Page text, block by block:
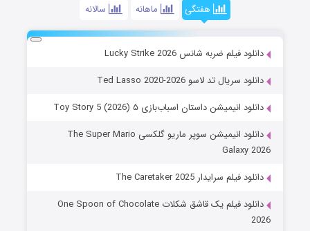
هفتگی ماهانه سالانه
دانلود فیلم ضربه شانس Lucky Strike 2026
دانلود سریال تد لاسو Ted Lasso 2020-2026
دانلود انیمیشن داستان اسباب‌بازی ۵ Toy Story 5 (2026)
دانلود انیمیشن سوپر ماریو گلکسی The Super Mario
Galaxy 2026
دانلود فیلم سرایدار The Caretaker 2025
دانلود فیلم یک قاشق شکلات One Spoon of Chocolate
2026